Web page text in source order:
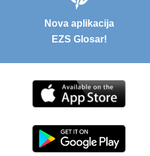
Nova aplikacija
EZS Glosar!